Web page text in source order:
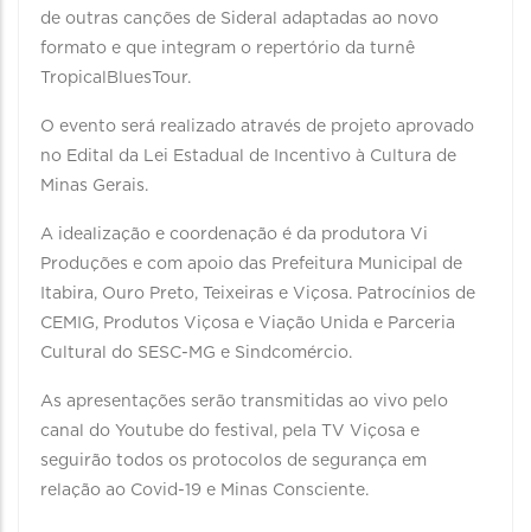
de outras canções de Sideral adaptadas ao novo
formato e que integram o repertório da turnê
TropicalBluesTour.
O evento será realizado através de projeto aprovado
no Edital da Lei Estadual de Incentivo à Cultura de
Minas Gerais.
A idealização e coordenação é da produtora Vi
Produções e com apoio das Prefeitura Municipal de
Itabira, Ouro Preto, Teixeiras e Viçosa. Patrocínios de
CEMIG, Produtos Viçosa e Viação Unida e Parceria
Cultural do SESC-MG e Sindcomércio.
As apresentações serão transmitidas ao vivo pelo
canal do Youtube do festival, pela TV Viçosa e
seguirão todos os protocolos de segurança em
relação ao Covid-19 e Minas Consciente.